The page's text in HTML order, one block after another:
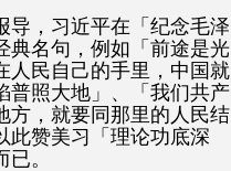
导，习近平在「纪念毛泽
典名句，例如「前途是光
人民自己的手里，中国就
普照大地」、「我们共产
方，就要同那里的人民结
此赞美习「理论功底深
。